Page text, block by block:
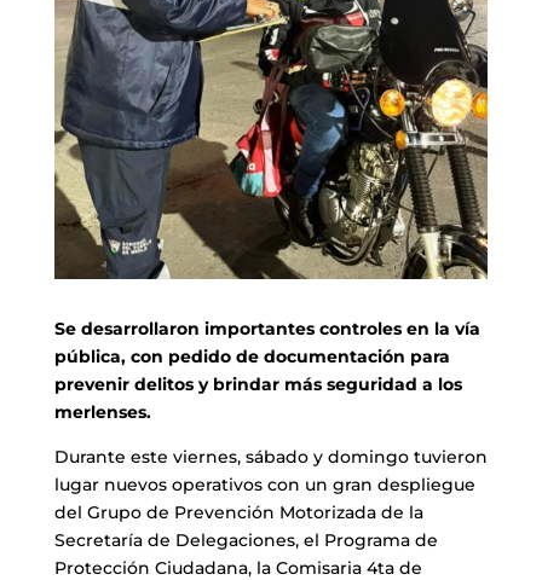
Se desarrollaron importantes controles en la vía
pública, con pedido de documentación para
prevenir delitos y brindar más seguridad a los
merlenses.
Durante este viernes, sábado y domingo tuvieron
lugar nuevos operativos con un gran despliegue
del Grupo de Prevención Motorizada de la
Secretaría de Delegaciones, el Programa de
Protección Ciudadana, la Comisaria 4ta de